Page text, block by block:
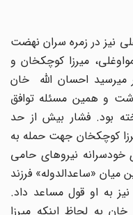
نیز در زمره سران نهضت
میرزا کوچکخان و
احسان الله خان
و همین مسئله توافق
بود. فشار بیش از حد
کوچکخان جهت حمله به
نیروهای حامی
«ساعدالدوله» فرزند
به او قول مساعد داد.
به لحاظ اینکه میرزا